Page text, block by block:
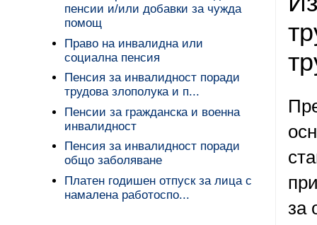
за
пенсии и/или добавки за чужда
помощ
Право на инвалидна или
социална пенсия
Пенсия за инвалидност поради
трудова злополука и п...
Пенсии за гражданска и военна
инвалидност
Пенсия за инвалидност поради
общо заболяване
Платен годишен отпуск за лица с
намалена работоспо...